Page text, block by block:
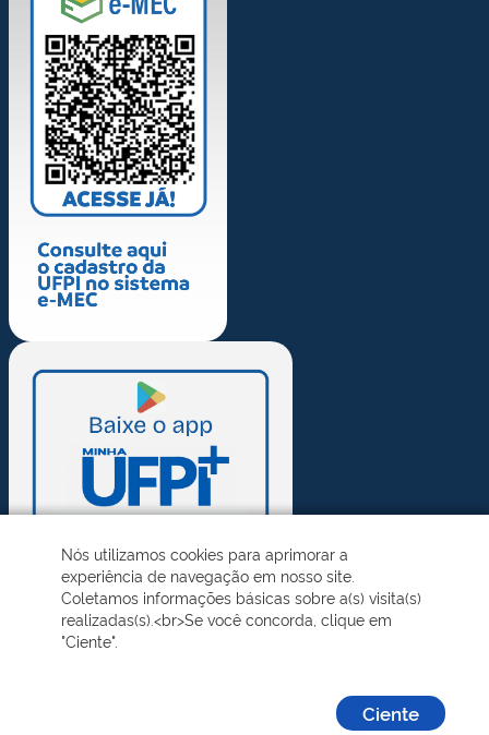
Nós utilizamos cookies para aprimorar a
experiência de navegação em nosso site.
Coletamos informações básicas sobre a(s) visita(s)
realizadas(s).<br>Se você concorda, clique em
"Ciente".
Ciente